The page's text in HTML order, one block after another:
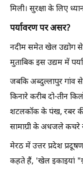
मिली। सुरक्षा के लिए
पर्यावरण पर असर?
नदीम समेत खेल उद्योग
मुताबिक इस उद्यम में
जबकि अब्दुल्लापुर गांव
किनारे करीब दो-तीन
शटलकॉक के पंख, रबर
सामाग्री के अधजले कचरे
मेरठ में उत्तर प्रदेश प्रदूषण
कहते हैं, 'खेल इकाइयां